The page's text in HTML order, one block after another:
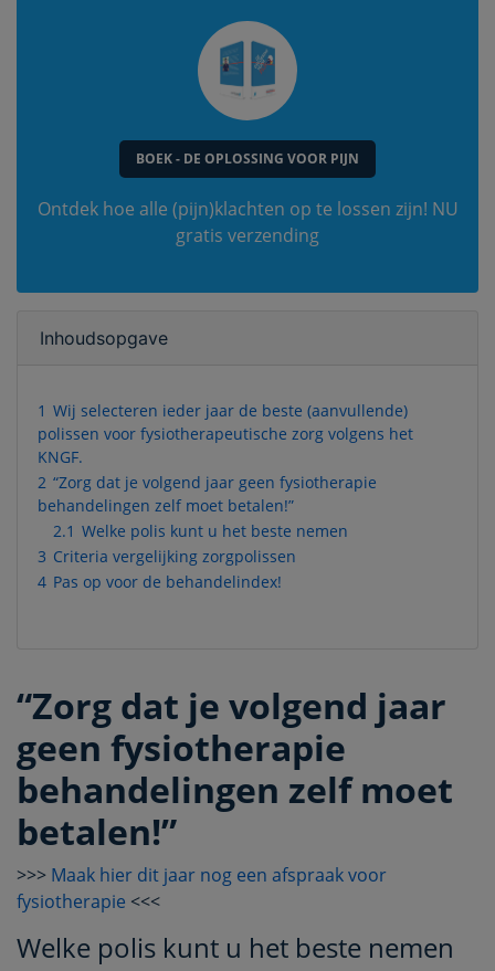
BOEK - DE OPLOSSING VOOR PIJN
Ontdek hoe alle (pijn)klachten op te lossen zijn! NU
gratis verzending
“Zorg dat je volgend jaar
geen fysiotherapie
behandelingen zelf moet
betalen!”
>>> Maak hier dit jaar nog een afspraak voor
fysiotherapie <<<
Welke polis kunt u het beste nemen
Inhoudsopgave
1 Wij selecteren ieder jaar de beste (aanvullende)
polissen voor fysiotherapeutische zorg volgens het
KNGF.
2 “Zorg dat je volgend jaar geen fysiotherapie
behandelingen zelf moet betalen!”
2.1 Welke polis kunt u het beste nemen
3 Criteria vergelijking zorgpolissen
4 Pas op voor de behandelindex!